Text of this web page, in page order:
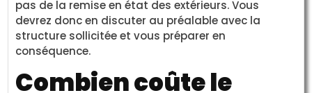
pas de la remise en état des extérieurs. Vous
devrez donc en discuter au préalable avec la
structure sollicitée et vous préparer en
conséquence.
Combien coûte le